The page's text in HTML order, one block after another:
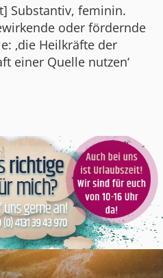
Substantiv, feminin.
oder fördernde
‚die Heilkräfte der
einer Quelle nutzen‘